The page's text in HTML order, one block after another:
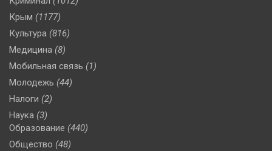
Крым (1177)
Культура (816)
Медицина (8)
Мобильная связь (1)
Молодежь (44)
Налоги (2)
Наука (3)
Образование (440)
Общество (48)